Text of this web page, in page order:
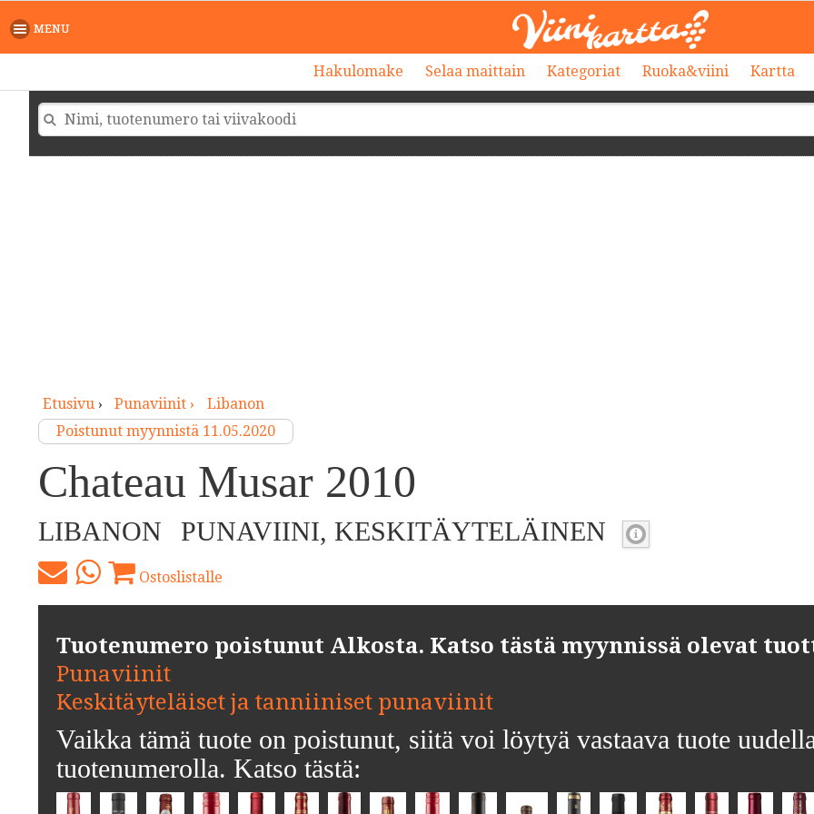
MENU
Hakulomake Selaa maittain Kategoriat Ruoka&viini Kartta
Etusivu› Punaviinit ›
Libanon
Poistunut myynnistä 11.05.2020
Chateau Musar 2010
LIBANON PUNAVIINI, KESKITÄYTELÄINEN
Ostoslistalle
Tuotenumero poistunut Alkosta. Katso tästä myynnissä olevat
Punaviinit
Keskitäyteläiset ja tanniiniset punaviinit
Vaikka tämä tuote on poistunut, siitä voi löytyä vastaava tuote
tuotenumerolla. Katso tästä: